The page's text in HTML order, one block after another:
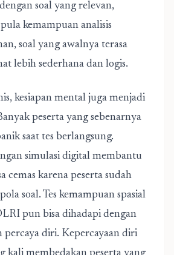
soal yang relevan,
kemampuan analisis
soal yang awalnya terasa
lebih sederhana dan logis.
kesiapan mental juga menjadi
peserta yang sebenarnya
saat tes berlangsung.
simulasi digital membantu
cemas karena peserta sudah
soal. Tes kemampuan spasial
pun bisa dihadapi dengan
percaya diri. Kepercayaan diri